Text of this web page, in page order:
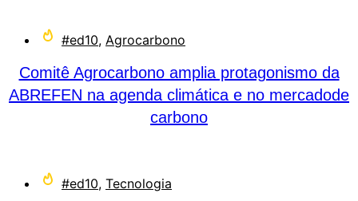
#ed10, Agrocarbono
Comitê Agrocarbono amplia protagonismo da
ABREFEN na agenda climática e no mercadode
carbono
#ed10, Tecnologia